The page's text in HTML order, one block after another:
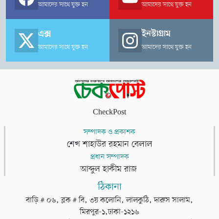
আমাদের সাথে যুক্ত হন আমাদের সাথে যুক্ত হন
এক্স
আমাদের সাথে যুক্ত হন
ইনস্টাগ্রাম
আমাদের সাথে যুক্ত হন
CheckPost
সম্পাদক ও প্রকাশক
শেখ শাহাউর রহমান বেলাল
প্রধান সম্পাদক
আব্দুল হাকীম রাজ
ঠিকানা
বাড়ি # ০৬, ব্লক # বি, ৩য় কলোনি, লালকুঠি, দারুস সালাম,
মিরপুর-১,ঢাকা-১২১৬